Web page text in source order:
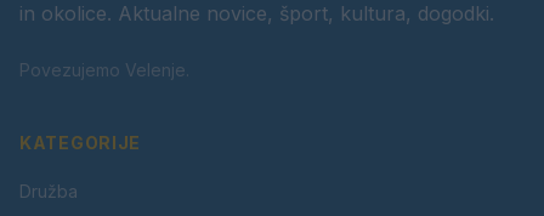
in okolice. Aktualne novice, šport, kultura, dogodki.
Povezujemo Velenje.
KATEGORIJE
Družba